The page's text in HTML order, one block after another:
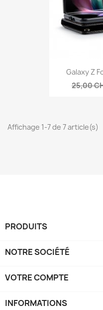
Galaxy Z
25,00
Affichage 1-7 de 7 article(s)
PRODUITS
NOTRE SOCIÉTÉ
VOTRE COMPTE
INFORMATIONS